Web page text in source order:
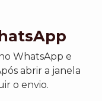
WhatsApp e
abrir a janela
o envio.